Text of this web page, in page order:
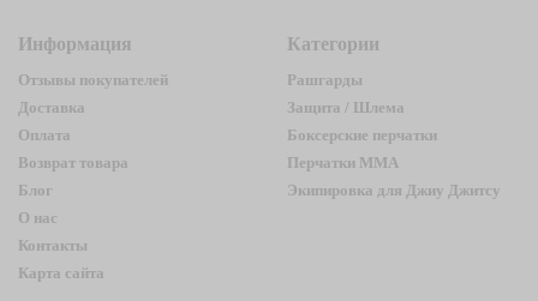
Информация
Отзывы покупателей
Доставка
Оплата
Возврат товара
Блог
О нас
Контакты
Карта сайта
Категории
Рашгарды
Защита / Шлема
Боксерские перчатки
Перчатки ММА
Экипировка для Джиу Джитсу